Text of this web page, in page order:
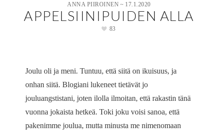
ANNA PIIROINEN ~ 17.1.2020
APPELSIINIPUIDEN ALLA
83
Joulu oli ja meni. Tuntuu, että siitä on ikuisuus, ja
onhan siitä. Blogiani lukeneet tietävät jo
jouluangstistani, joten ilolla ilmoitan, että rakastin tänä
vuonna jokaista hetkeä. Toki joku voisi sanoa, että
pakenimme joulua, mutta minusta me nimenomaan